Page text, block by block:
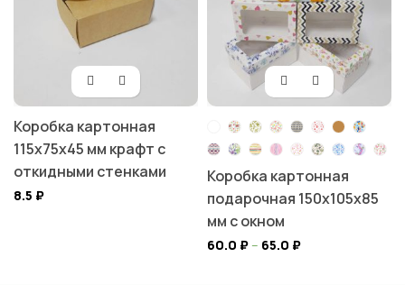
Коробка картонная
115х75х45 мм крафт с
откидными стенками
8.5 ₽
Коробка картонная
подарочная 150х105х85
мм с окном
60.0 ₽– 65.0 ₽